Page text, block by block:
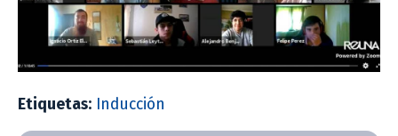
Etiquetas: Inducción